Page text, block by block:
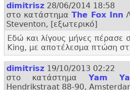
dimitrisz 28/06/2014 18:58
στο κατάστημα The Fox Inn
Steventon, [εξωτερικό]
Εδώ και λίγους μήνες πέρασε
King, με αποτέλεσμα πτώση
dimitrisz 19/10/2013 02:22
στο κατάστημα Yam
Hendrikstraat 88-90,